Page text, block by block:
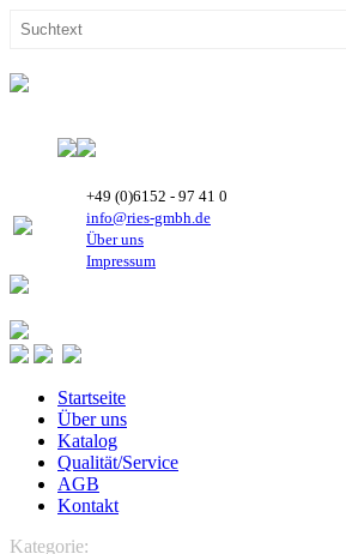
+49 (0)6152 - 97 41 0
info@ries-gmbh.de
Über uns
Impressum
Startseite
Über uns
Katalog
Qualität/Service
AGB
Kontakt
Kategorie: